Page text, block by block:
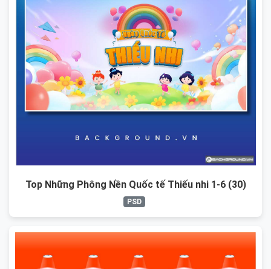
Top Những Phông Nền Quốc tế Thiếu nhi 1-6 (30)
PSD